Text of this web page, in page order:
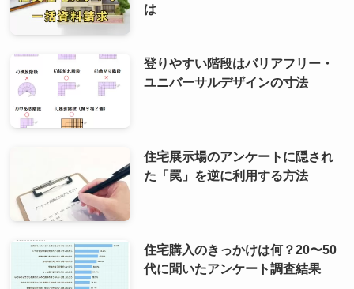
は
登りやすい階段はバリアフリー・
ユニバーサルデザインの寸法
住宅展示場のアンケートに隠され
た「罠」を逆に利用する方法
住宅購入のきっかけは何？20〜50
代に聞いたアンケート調査結果